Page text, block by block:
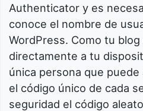
Authenticator y es
conoce el nombre de
WordPress. Como tu
directamente a tu
única persona que
el código único de cada
seguridad el código